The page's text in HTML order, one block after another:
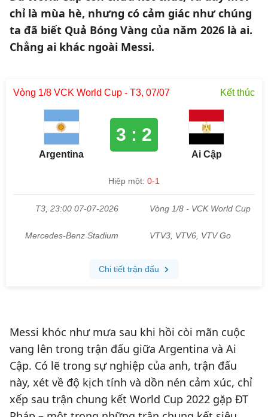
chỉ là mùa hè, nhưng có cảm giác như chúng
ta đã biết Quả Bóng Vàng của năm 2026 là ai.
Chẳng ai khác ngoài Messi.
Messi khóc như mưa sau khi hồi còi mãn cuộc
vang lên trong trận đấu giữa Argentina và Ai
Cập. Có lẽ trong sự nghiệp của anh, trận đấu
này, xét về độ kịch tính và dồn nén cảm xúc, chỉ
xếp sau trận chung kết World Cup 2022 gặp ĐT